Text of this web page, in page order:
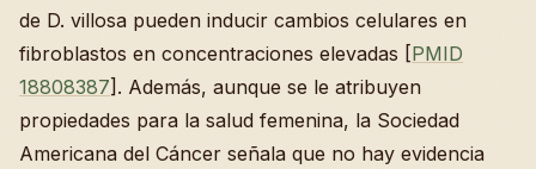
de D. villosa pueden inducir cambios celulares en
fibroblastos en concentraciones elevadas [PMID
18808387]. Además, aunque se le atribuyen
propiedades para la salud femenina, la Sociedad
Americana del Cáncer señala que no hay evidencia